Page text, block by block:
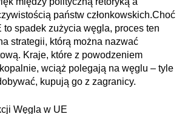
państw członkowskich.Choć
to spadek zużycia węgla, proces ten
strategii, którą można nazwać
Kraje, które z powodzeniem
kopalnie, wciąż polegają na węglu – tyle
kupują go z zagranicy.
Węgla w UE